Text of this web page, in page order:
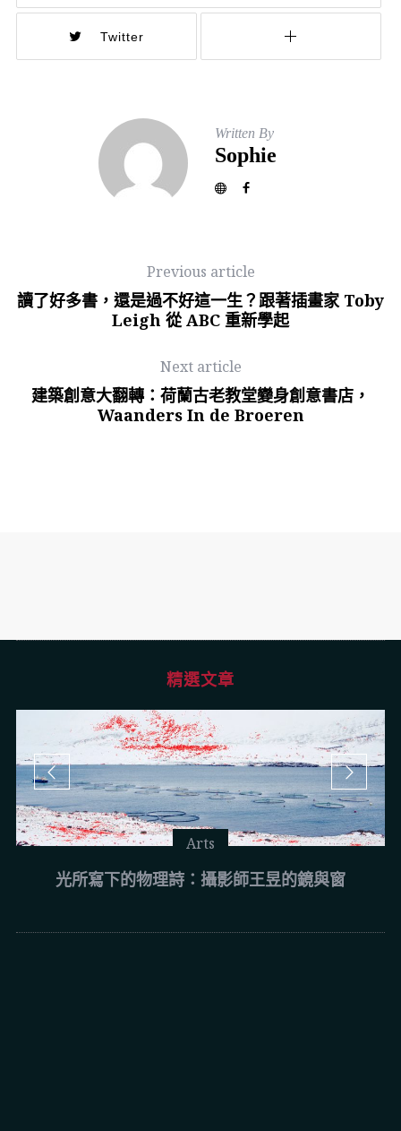
Twitter
Written By
Sophie
Previous article
讀了好多書，還是過不好這一生？跟著插畫家 Toby
Leigh 從 ABC 重新學起
Next article
建築創意大翻轉：荷蘭古老教堂變身創意書店，
Waanders In de Broeren
精選文章
Arts
光所寫下的物理詩：攝影師王昱的鏡與窗